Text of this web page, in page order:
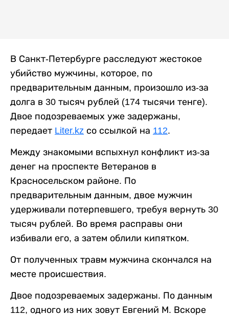
В Санкт-Петербурге расследуют жестокое
убийство мужчины, которое, по
предварительным данным, произошло из-за
долга в 30 тысяч рублей (174 тысячи тенге).
Двое подозреваемых уже задержаны,
передает Liter.kz со ссылкой на 112.
Между знакомыми вспыхнул конфликт из-за
денег на проспекте Ветеранов в
Красносельском районе. По
предварительным данным, двое мужчин
удерживали потерпевшего, требуя вернуть 30
тысяч рублей. Во время расправы они
избивали его, а затем облили кипятком.
От полученных травм мужчина скончался на
месте происшествия.
Двое подозреваемых задержаны. По данным
112, одного из них зовут Евгений М. Вскоре